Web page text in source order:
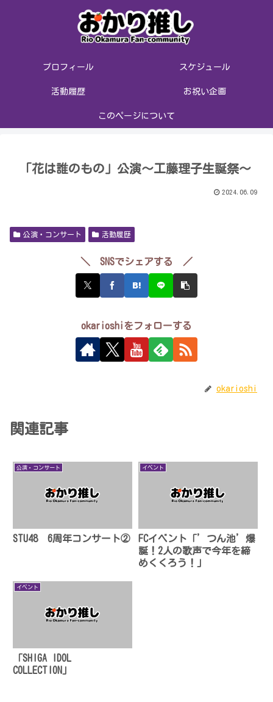
プロフィール スケジュール
活動履歴 お祝い企画
このページについて
「花は誰のもの」公演〜工藤理子生誕祭〜
2024.06.09
公演・コンサート 活動履歴
＼ SNSでシェアする ／
okarioshiをフォローする
okarioshi
関連記事
公演・コンサート
STU48 6周年コンサート②
イベント
FCイベント「’つん池’爆
誕！2人の歌声で今年を締
めくくろう！」
イベント
「SHIGA IDOL
COLLECTION」